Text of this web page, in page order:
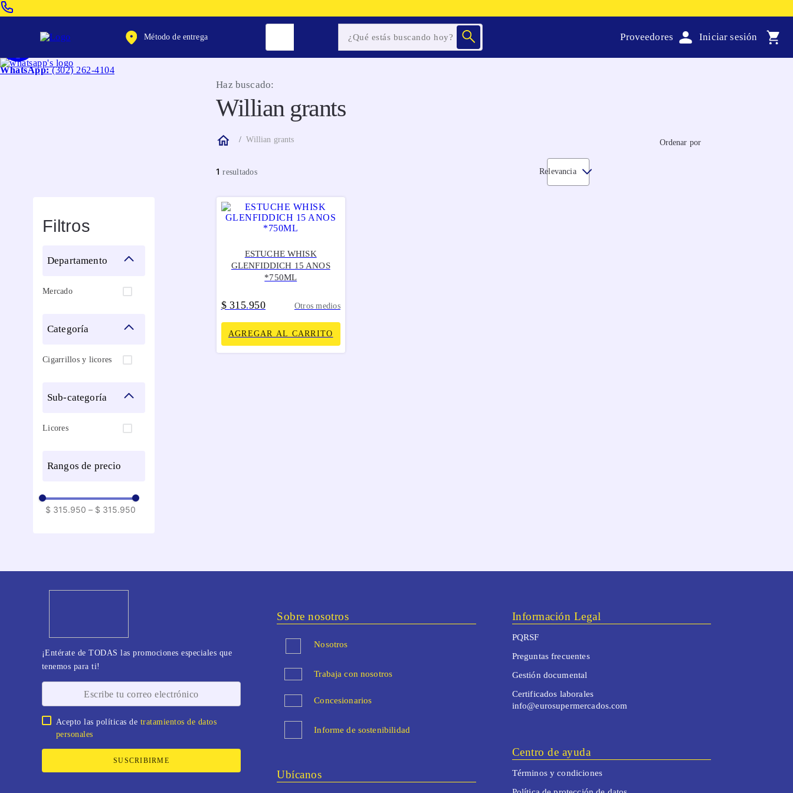
WhatsApp: (302) 262-4104
Método de entrega Proveedores
Haz buscado:
Willian grants
Willian grants Ordenar por
1 Relevancia
Filtros
departamento
Mercado
categoría
Cigarrillos y licores
sub-categoría
Licores
rangos de precio
$ 315.950 – $ 315.950
ESTUCHE WHISK
GLENFIDDICH 15 ANOS
*750ML
$ 315.950 Otros medios
AGREGAR AL CARRITO
¡Entérate de TODAS las promociones especiales que
tenemos para ti!
Acepto las políticas de tratamientos de datos
personales
SUSCRIBIRME
Sobre nosotros
Nosotros
Trabaja con nosotros
Concesionarios
Informe de sostenibilidad
Ubícanos
Información Legal
PQRSF
Preguntas frecuentes
Gestión documental
Certificados laborales
info@eurosupermercados.com
Centro de ayuda
Términos y condiciones